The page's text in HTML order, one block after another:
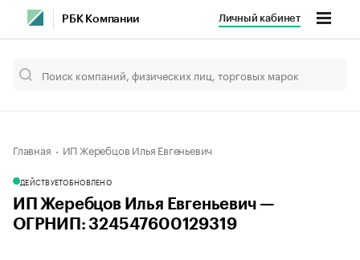
РБК Компании Личный кабинет
Главная ИП Жеребцов Илья Евгеньевич
ДЕЙСТВУЕТОБНОВЛЕНО
ИП Жеребцов Илья Евгеньевич —
ОГРНИП: 324547600129319